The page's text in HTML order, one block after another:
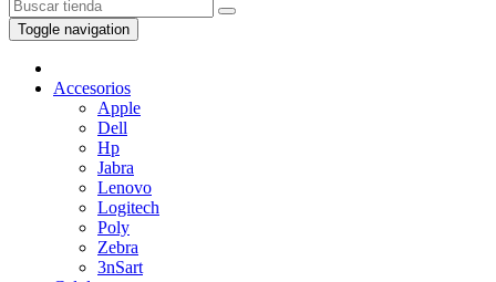
Toggle navigation
Accesorios
Apple
Dell
Hp
Jabra
Lenovo
Logitech
Poly
Zebra
3nSart